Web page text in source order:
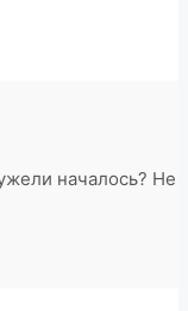
началось? Не